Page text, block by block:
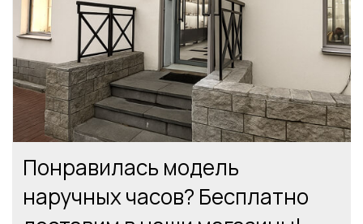
Понравилась модель
наручных часов? Бесплатно